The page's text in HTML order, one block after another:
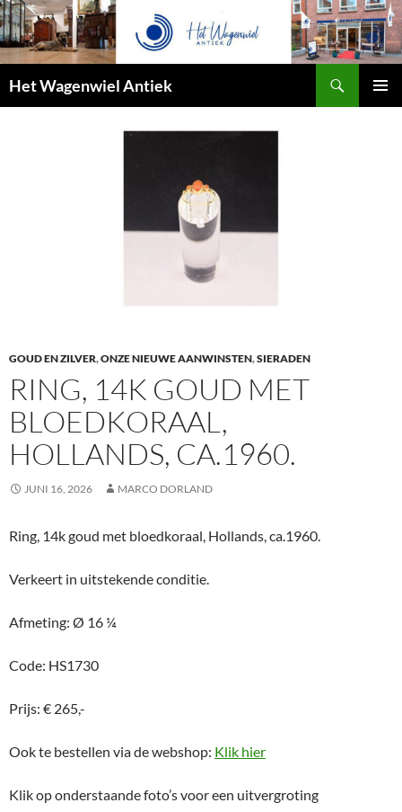
Het Wagenwiel Antiek
GOUD EN ZILVER,ONZE NIEUWE AANWINSTEN,SIERADEN
RING, 14K GOUD MET
BLOEDKORAAL,
HOLLANDS, CA.1960.
JUNI 16, 2026 MARCO DORLAND
Ring, 14k goud met bloedkoraal, Hollands, ca.1960.
Verkeert in uitstekende conditie.
Afmeting: Ø 16 ¼
Code: HS1730
Prijs: € 265,-
Ook te bestellen via de webshop: Klik hier
Klik op onderstaande foto’s voor een uitvergroting